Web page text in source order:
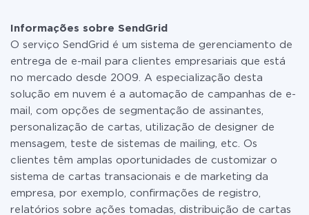
Informações sobre SendGrid
O serviço SendGrid é um sistema de gerenciamento de
entrega de e-mail para clientes empresariais que está
no mercado desde 2009. A especialização desta
solução em nuvem é a automação de campanhas de e-
mail, com opções de segmentação de assinantes,
personalização de cartas, utilização de designer de
mensagem, teste de sistemas de mailing, etc. Os
clientes têm amplas oportunidades de customizar o
sistema de cartas transacionais e de marketing da
empresa, por exemplo, confirmações de registro,
relatórios sobre ações tomadas, distribuição de cartas